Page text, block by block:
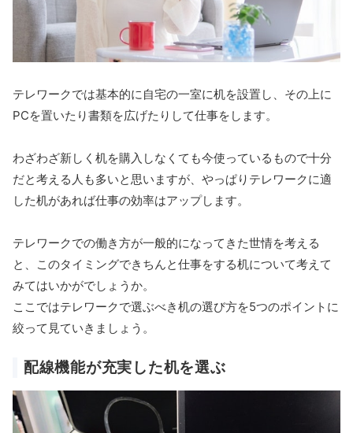
テレワークでは基本的に自宅の一室に机を設置し、その上に
PCを置いたり書類を広げたりして仕事をします。
わざわざ新しく机を購入しなくても今使っているもので十分
だと考える人も多いと思いますが、やっぱりテレワークに適
した机があれば仕事の効率はアップします。
テレワークでの働き方が一般的になってきた世情を考える
と、このタイミングできちんと仕事をする机について考えて
みてはいかがでしょうか。
ここではテレワークで選ぶべき机の選び方を5つのポイントに
絞って見ていきましょう。
配線機能が充実した机を選ぶ